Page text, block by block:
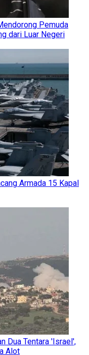
Pemuda
dari Luar Negeri
Armada 15 Kapal
Dua Tentara 'Israel',
Alot